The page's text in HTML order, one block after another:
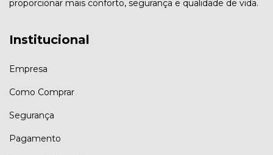
proporcionar mais conforto, segurança e qualidade de vida.
Institucional
Empresa
Como Comprar
Segurança
Pagamento